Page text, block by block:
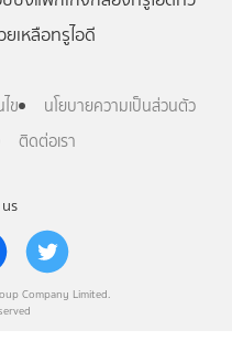
Company Limited.
เหลือทรูไอดี
ข
นโยบายความเป็นส่วนตัว
ติดต่อเรา